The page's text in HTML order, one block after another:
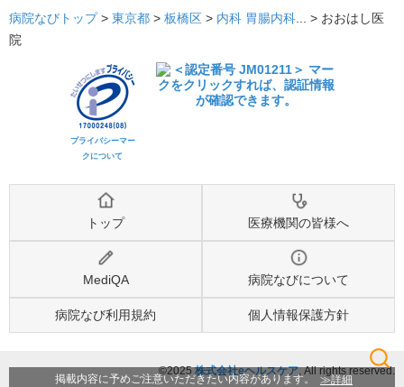
検索
掲載内容に予めご注意いただきたい内容があります。 詳細
病院なびトップ > 東京都 > 板橋区 > 内科 胃腸内科 ... > おおはし医
院
プライバシーマー
クについて
トップ 医療機関の皆様へ
MediQA 病院なびについて
病院なび利用規約 個人情報保護方針
©2025 株式会社eヘルスケア, All rights reserved.